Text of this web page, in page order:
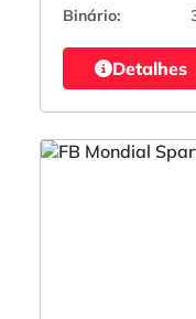
Binário:
Detalhes